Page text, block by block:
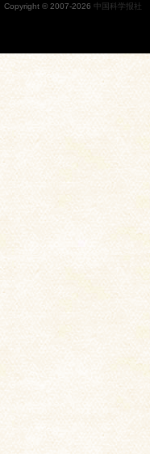
Copyright © 2007-2026 中国科学报社